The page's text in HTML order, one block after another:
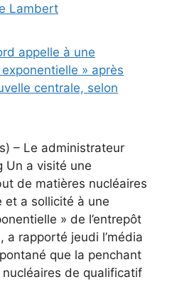
Lambert
– Le administrateur
Un a visité une
de matières nucléaires
et a sollicité à une
» de l’entrepôt
rapporté jeudi l’média
que la penchant
de qualificatif